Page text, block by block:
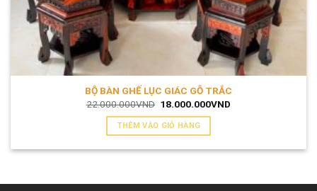
BỘ BÀN GHẾ LỤC GIÁC GỖ TRẮC
22.000.000VND Giá
là:
22.000.000VND.
18.000.000VND
THÊM VÀO GIỎ HÀNG